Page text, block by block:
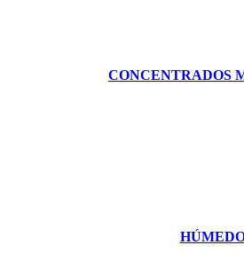
CONCENTRADOS